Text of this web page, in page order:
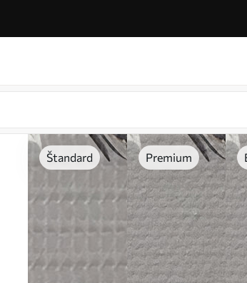
Štandard Premium